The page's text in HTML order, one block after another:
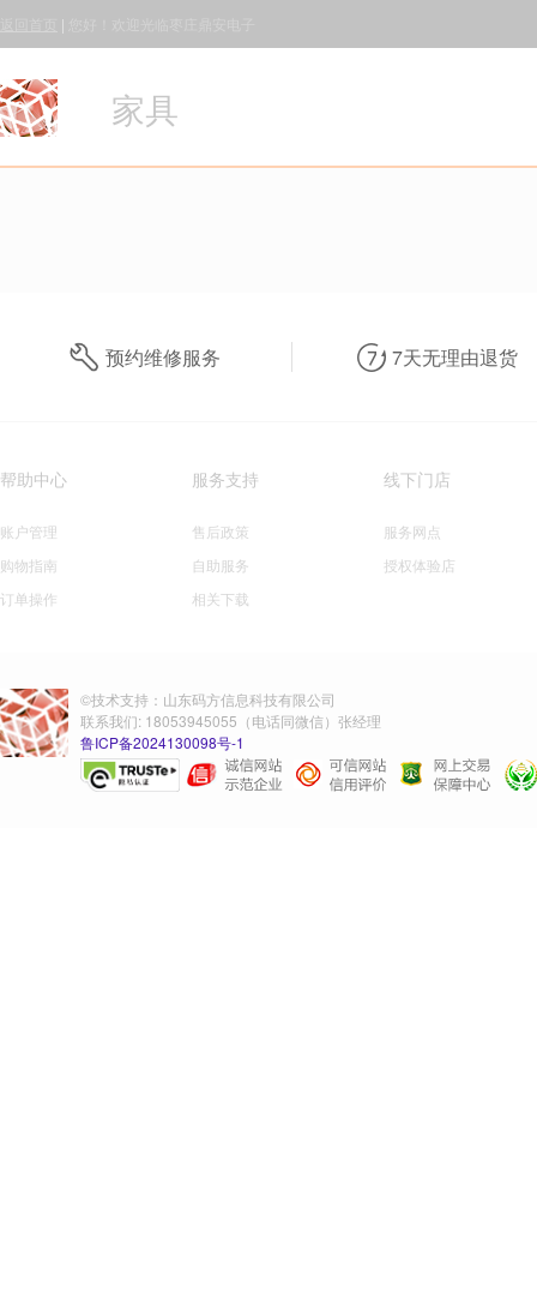
|
家具
预约维修服务 7天无理由退货
帮助中心
账户管理
购物指南
订单操作
服务支持
售后政策
自助服务
相关下载
线下门店
服务网点
授权体验店
©技术支持：山东码方信息科技有限公司
联系我们: 18053945055（电话同微信）张经理
鲁ICP备2024130098号-1